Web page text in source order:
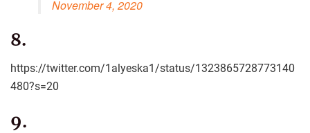
November 4, 2020
8.
https://twitter.com/1alyeska1/status/1323865728773140
480?s=20
9.